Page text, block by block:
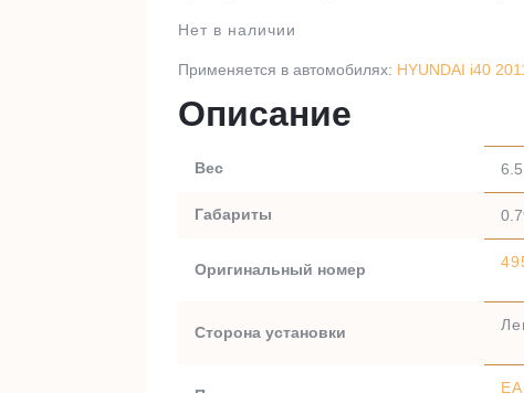
Нет в наличии
Применяется в автомобилях: HYUNDAI i40
Описание
Вес 6.5
Габариты
Оригинальный номер
Сторона установки